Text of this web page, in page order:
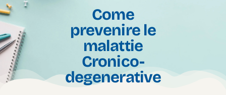
Come
prevenire le
malattie
Cronico-
degenerative